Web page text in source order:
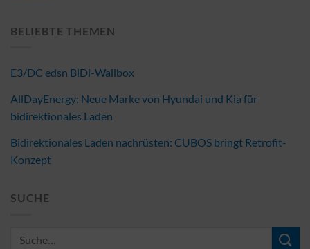
BELIEBTE THEMEN
E3/DC edsn BiDi-Wallbox
AllDayEnergy: Neue Marke von Hyundai und Kia für
bidirektionales Laden
Bidirektionales Laden nachrüsten: CUBOS bringt Retrofit-
Konzept
SUCHE